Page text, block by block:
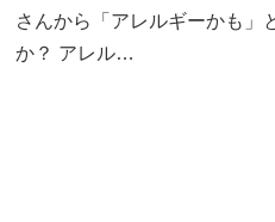
さんから「アレルギーかも」
か？ アレル…